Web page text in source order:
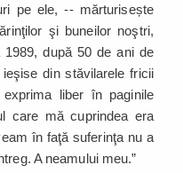
pe ele, -- mărturisește
şi buneilor noştri,
după 50 de ani de
din stăvilarele fricii
liber în paginile
care mă cuprindea era
în faţă suferinţa nu a
A neamului meu.”